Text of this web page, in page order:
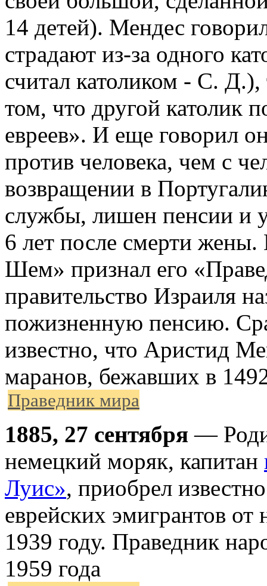
14 детей). Мендес
страдают из-за одного
считал католиком - С.
том, что другой католик
евреев». И еще говорил
против человека, чем с
возвращении в
службы, лишен пенсии и
6 лет после смерти
Шем» признал его
правительство Израиля
пожизненную пенсию.
известно, что Аристид
маранов, бежавших в
Праведник мира
1885, 27 сентября —
немецкий моряк, капитан
Луис», приобрел
еврейских эмигрантов от
1939 году. Праведник
1959 года